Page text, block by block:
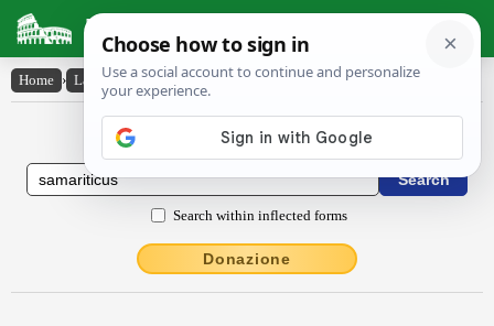
Latin Dictionary
Home › Latin-English › Sămărīticus
Latin to English Dictionary
Search within inflected forms
Donazione